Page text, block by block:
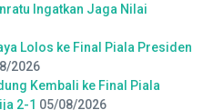
Ingatkan Jaga Nilai
Lolos ke Final Piala Presiden
2026
Kembali ke Final Piala
2-1 05/08/2026